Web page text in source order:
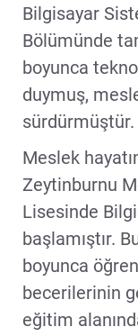
Bilgisayar
Bölümünde
boyunca
duymuş,
sürdürmüştür.
Meslek
Zeytinburnu
Lisesinde
başlamıştır.
boyunca
becerilerinin
eğitim